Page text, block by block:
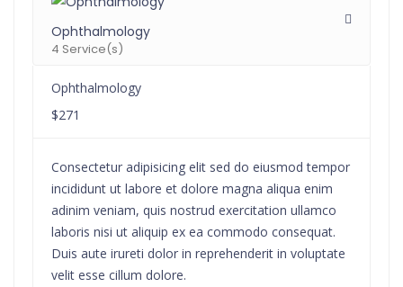
Ophthalmology
4 Service(s)
Ophthalmology
$271
Consectetur adipisicing elit sed do eiusmod tempor
incididunt ut labore et dolore magna aliqua enim
adinim veniam, quis nostrud exercitation ullamco
laboris nisi ut aliquip ex ea commodo consequat.
Duis aute irureti dolor in reprehenderit in voluptate
velit esse cillum dolore.